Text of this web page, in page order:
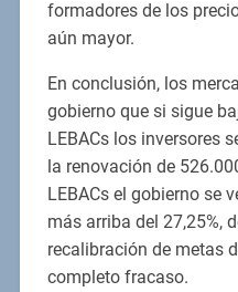
formadores de los
aún mayor.
En conclusión, los
gobierno que si sigue
LEBACs los inversores
la renovación de
LEBACs el gobierno se
más arriba del 27,25%,
recalibración de metas
completo fracaso.